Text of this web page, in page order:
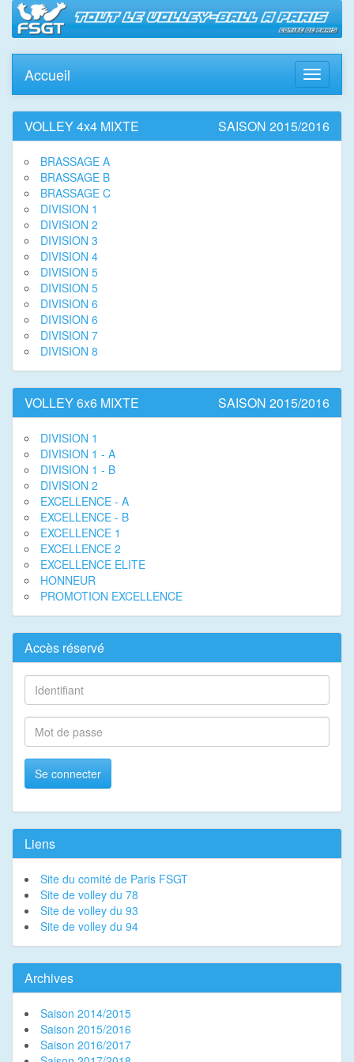
Toggle
Accueil
VOLLEY 4x4 MIXTE SAISON 2015/2016
BRASSAGE A
BRASSAGE B
BRASSAGE C
DIVISION 1
DIVISION 2
DIVISION 3
DIVISION 4
DIVISION 5
DIVISION 5
DIVISION 6
DIVISION 6
DIVISION 7
DIVISION 8
VOLLEY 6x6 MIXTE SAISON 2015/2016
DIVISION 1
DIVISION 1 - A
DIVISION 1 - B
DIVISION 2
EXCELLENCE - A
EXCELLENCE - B
EXCELLENCE 1
EXCELLENCE 2
EXCELLENCE ELITE
HONNEUR
PROMOTION EXCELLENCE
Accès réservé
Se connecter
Liens
Site du comité de Paris FSGT
Site de volley du 78
Site de volley du 93
Site de volley du 94
Archives
Saison 2014/2015
Saison 2015/2016
Saison 2016/2017